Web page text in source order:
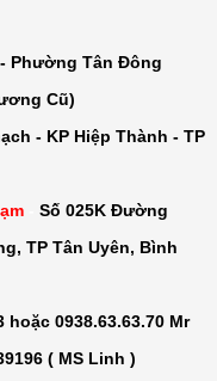
Phường Tân Đông
Cũ)
- KP Hiệp Thành - TP
Số 025K Đường
TP Tân Uyên, Bình
hoặc 0938.63.63.70 Mr
( MS Linh )